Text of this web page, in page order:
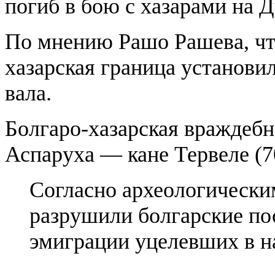
погиб в бою с хазарами на
По мнению Рашо Рашева,
хазарская граница
вала.
Болгаро-хазарская
Аспаруха — кане Тервеле
Согласно
разрушили болгарские
эмиграции уцелевших в